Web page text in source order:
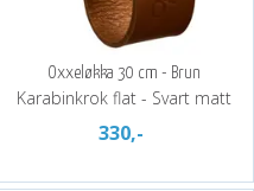
Oxxeløkka 30 cm - Brun
Karabinkrok flat - Svart matt
330,-